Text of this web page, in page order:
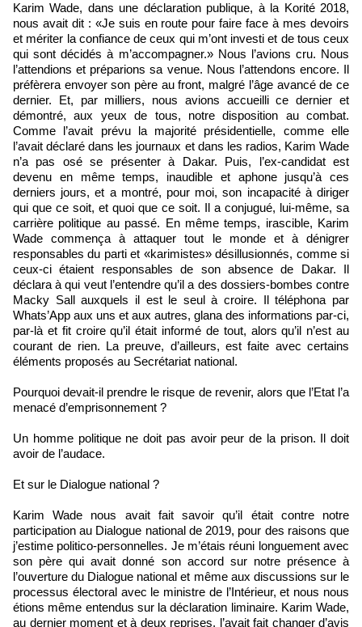
Karim Wade, dans une déclaration publique, à la Korité 2018,
nous avait dit : «Je suis en route pour faire face à mes devoirs
et mériter la confiance de ceux qui m’ont investi et de tous ceux
qui sont décidés à m’accompagner.» Nous l’avions cru. Nous
l’attendions et préparions sa venue. Nous l’attendons encore. Il
préfèrera envoyer son père au front, malgré l’âge avancé de ce
dernier. Et, par milliers, nous avions accueilli ce dernier et
démontré, aux yeux de tous, notre disposition au combat.
Comme l’avait prévu la majorité présidentielle, comme elle
l’avait déclaré dans les journaux et dans les radios, Karim Wade
n’a pas osé se présenter à Dakar. Puis, l’ex-candidat est
devenu en même temps, inaudible et aphone jusqu’à ces
derniers jours, et a montré, pour moi, son incapacité à diriger
qui que ce soit, et quoi que ce soit. Il a conjugué, lui-même, sa
carrière politique au passé. En même temps, irascible, Karim
Wade commença à attaquer tout le monde et à dénigrer
responsables du parti et «karimistes» désillusionnés, comme si
ceux-ci étaient responsables de son absence de Dakar. Il
déclara à qui veut l’entendre qu’il a des dossiers-bombes contre
Macky Sall auxquels il est le seul à croire. Il téléphona par
Whats’App aux uns et aux autres, glana des informations par-ci,
par-là et fit croire qu’il était informé de tout, alors qu’il n’est au
courant de rien. La preuve, d’ailleurs, est faite avec certains
éléments proposés au Secrétariat national.
Pourquoi devait-il prendre le risque de revenir, alors que l’Etat l’a
menacé d’emprisonnement ?
Un homme politique ne doit pas avoir peur de la prison. Il doit
avoir de l’audace.
Et sur le Dialogue national ?
Karim Wade nous avait fait savoir qu’il était contre notre
participation au Dialogue national de 2019, pour des raisons que
j’estime politico-personnelles. Je m’étais réuni longuement avec
son père qui avait donné son accord sur notre présence à
l’ouverture du Dialogue national et même aux discussions sur le
processus électoral avec le ministre de l’Intérieur, et nous nous
étions même entendus sur la déclaration liminaire. Karim Wade,
au dernier moment et à deux reprises, l’avait fait changer d’avis